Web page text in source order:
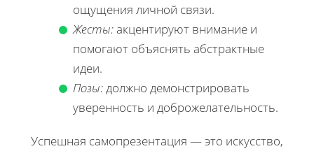
ощущения личной связи.
Жесты:акцентируют внимание и
помогают объяснять абстрактные
идеи.
Позы:должно демонстрировать
уверенность и доброжелательность.
Успешная самопрезентация — это искусство,